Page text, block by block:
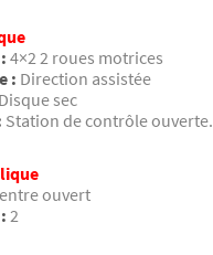
4×2 2 roues motrices
: Direction assistée
Disque sec
Station de contrôle ouverte.
ouvert
2